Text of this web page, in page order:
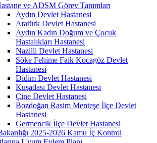
ve ADSM Görev Tanımları
Aydın Devlet Hastanesi
Atatürk Devlet Hastanesi
Aydın Kadın Doğum ve Çocuk
Hastalıkları Hastanesi
Nazilli Devlet Hastanesi
Söke Fehime Faik Kocagöz Devlet
Hastanesi
Didim Devlet Hastanesi
Kuşadası Devlet Hastanesi
Çine Devlet Hastanesi
Bozdoğan Rasim Menteşe İlçe Devlet
Hastanesi
Germencik İlçe Devlet Hastanesi
2025-2026 Kamu İç Kontrol